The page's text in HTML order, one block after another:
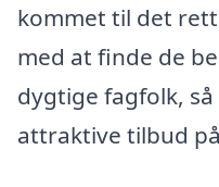
kommet til det
med at finde de
dygtige fagfolk,
attraktive tilbud